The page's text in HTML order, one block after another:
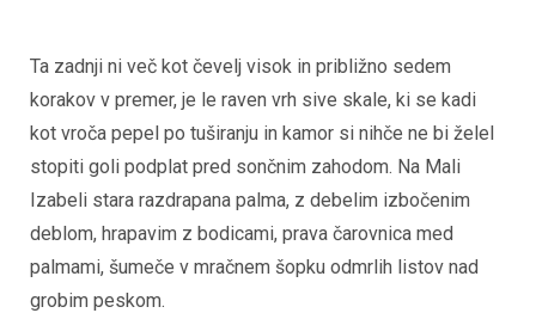
Ta zadnji ni več kot čevelj visok in približno sedem
korakov v premer, je le raven vrh sive skale, ki se kadi
kot vroča pepel po tuširanju in kamor si nihče ne bi želel
stopiti goli podplat pred sončnim zahodom. Na Mali
Izabeli stara razdrapana palma, z debelim izbočenim
deblom, hrapavim z bodicami, prava čarovnica med
palmami, šumeče v mračnem šopku odmrlih listov nad
grobim peskom.